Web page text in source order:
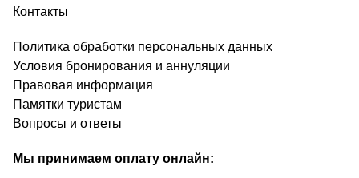
Контакты
Политика обработки персональных данных
Условия бронирования и аннуляции
Правовая информация
Памятки туристам
Вопросы и ответы
Мы принимаем оплату онлайн: